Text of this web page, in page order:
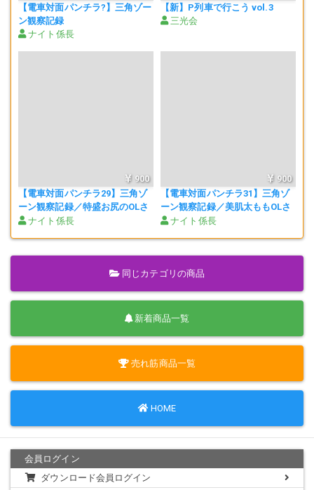
【電車対面パンチラ?】三角ゾー
ン観察記録
ナイト係長
【新】P列車で行こう vol.3
三光会
900
【電車対面パンチラ29】三角ゾ
ーン観察記録／特盛お尻のOLさ
ん。ナイト係長
900
【電車対面パンチラ31】三角ゾ
ーン観察記録／美肌太ももOLさ
ん！ナイト係長
同じカテゴリの商品
新着商品一覧
売れ筋商品一覧
HOME
会員ログイン
ダウンロード会員ログイン